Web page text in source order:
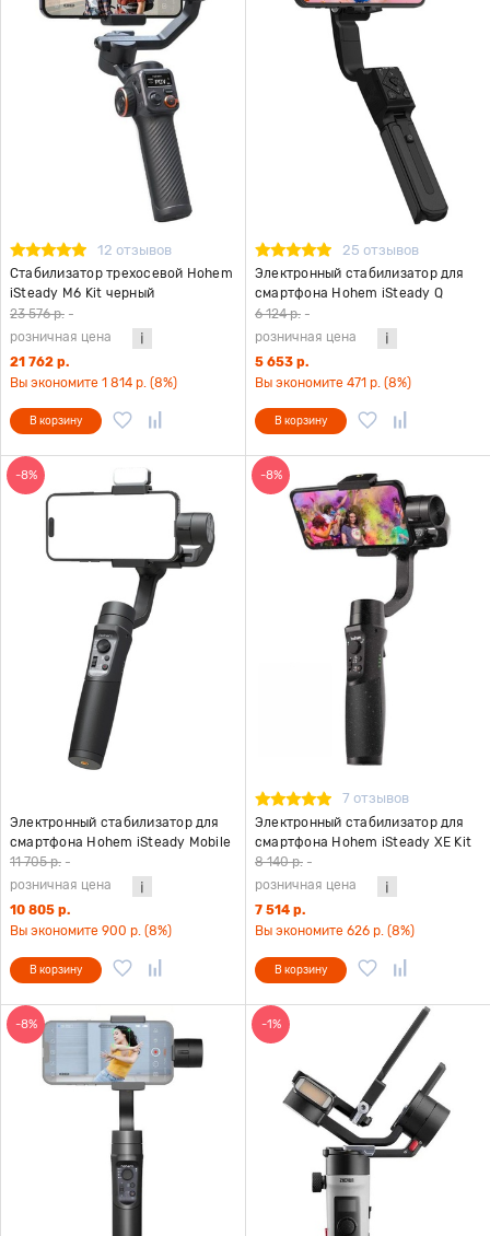
12 отзывов
Стабилизатор трехосевой Hohem
iSteady M6 Kit черный
23 576 р. -
розничная цена
21 762 р.
Вы экономите 1 814 р. (8%)
В корзину
25 отзывов
Электронный стабилизатор для
смартфона Hohem iSteady Q
черный
6 124 р. -
розничная цена
5 653 р.
Вы экономите 471 р. (8%)
В корзину
-8%
Электронный стабилизатор для
смартфона Hohem iSteady Mobile
Plus Kit версия 2024 черный
11 705 р. -
розничная цена
10 805 р.
Вы экономите 900 р. (8%)
В корзину
-8%
7 отзывов
Электронный стабилизатор для
смартфона Hohem iSteady XE Kit
черный
8 140 р. -
розничная цена
7 514 р.
Вы экономите 626 р. (8%)
В корзину
-8% -1%